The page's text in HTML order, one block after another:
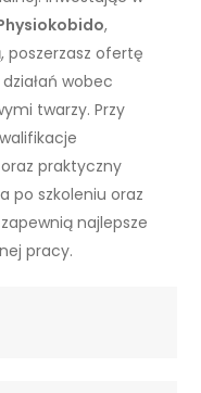
,
poszerzasz ofertę
wobec
twarzy. Przy
praktyczny
po szkoleniu oraz
najlepsze
pracy.